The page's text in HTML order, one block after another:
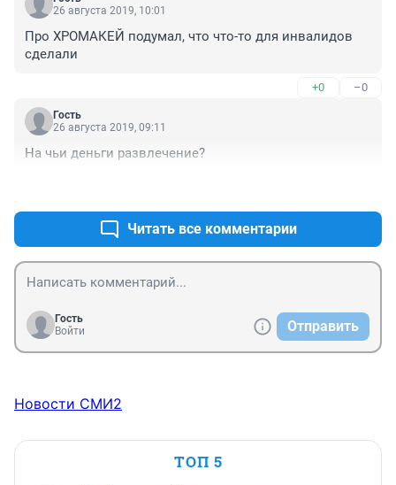
26 августа 2019, 10:01
Про ХРОМАКЕЙ подумал, что что-то для инвалидов
сделали
+0 –0
Гость
26 августа 2019, 09:11
На чьи деньги развлечение?
Читать все комментарии
Гость
Войти
Отправить
Новости СМИ2
ТОП 5